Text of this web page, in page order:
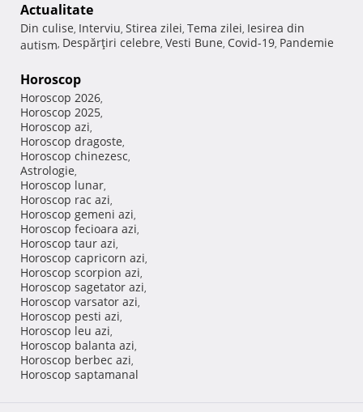
Actualitate
Din culise, Interviu, Stirea zilei, Tema zilei, Iesirea din
autism, Despărţiri celebre, Vesti Bune, Covid-19, Pandemie
Horoscop
Horoscop 2026,
Horoscop 2025,
Horoscop azi,
Horoscop dragoste,
Horoscop chinezesc,
Astrologie,
Horoscop lunar,
Horoscop rac azi,
Horoscop gemeni azi,
Horoscop fecioara azi,
Horoscop taur azi,
Horoscop capricorn azi,
Horoscop scorpion azi,
Horoscop sagetator azi,
Horoscop varsator azi,
Horoscop pesti azi,
Horoscop leu azi,
Horoscop balanta azi,
Horoscop berbec azi,
Horoscop saptamanal